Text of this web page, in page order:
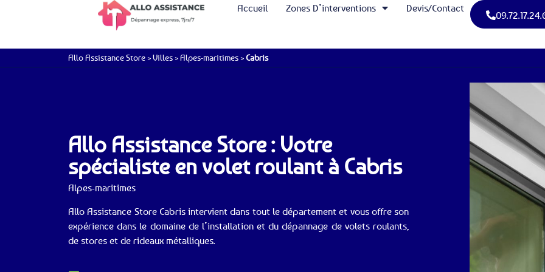
Accueil Zones D’interventions Devis/Contact
Allo Assistance Store >Villes >Alpes-maritimes >Cabris
Allo Assistance Store : Votre
spécialiste en volet roulant à Cabris
Alpes-maritimes
Allo Assistance Store Cabris intervient dans tout le département et vous offre son
expérience dans le domaine de l’installation et du dépannage de volets roulants,
de stores et de rideaux métalliques.